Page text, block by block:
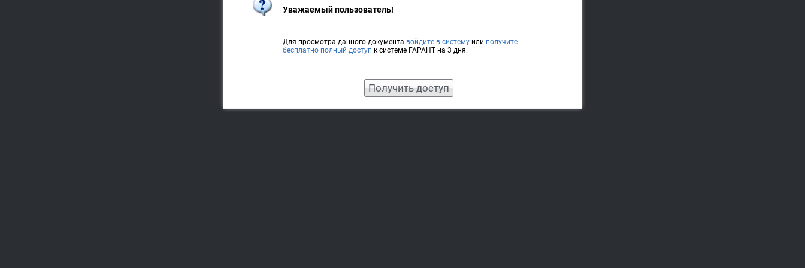
Уважаемый пользователь!
Для просмотра данного документа войдите в систему или получите
бесплатно полный доступ к системе ГАРАНТ на 3 дня.
Получить доступ